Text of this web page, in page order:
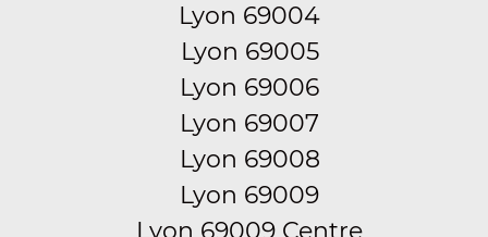
Lyon 69004
Lyon 69005
Lyon 69006
Lyon 69007
Lyon 69008
Lyon 69009
Lyon 69009 Centre